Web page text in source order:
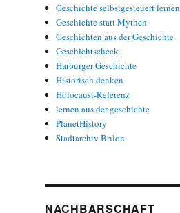
Geschichte selbstgesteuert lernen
Geschichte statt Mythen
Geschichten aus der Geschichte
Geschichtscheck
Harburger Geschichte
Historisch denken
Holocaust-Referenz
lernen aus der geschichte
PlanetHistory
Stadtarchiv Brilon
NACHBARSCHAFT